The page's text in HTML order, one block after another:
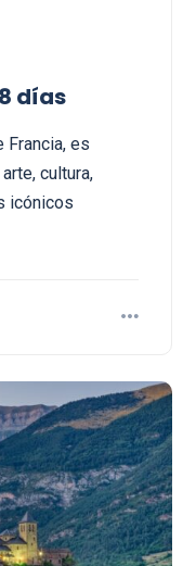
días
Francia, es
cultura,
icónicos